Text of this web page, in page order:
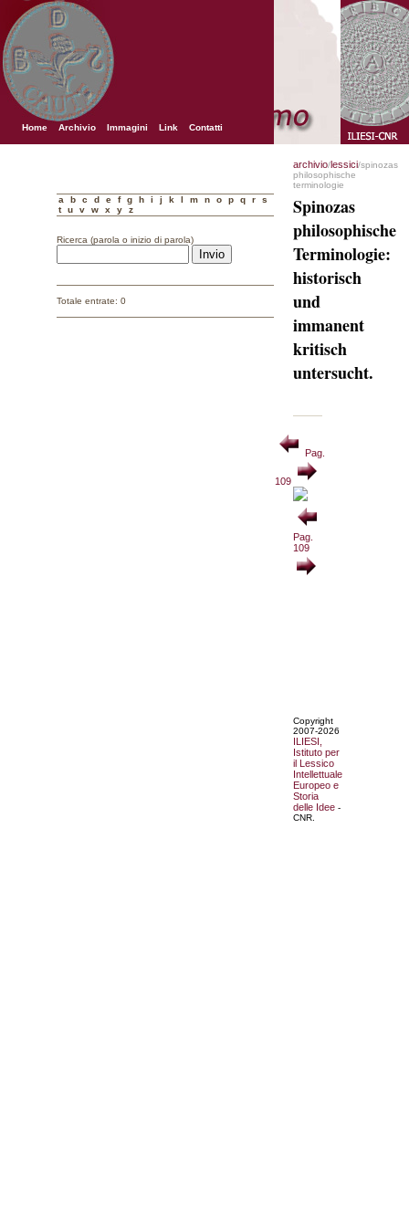
Home Archivio Immagini Link Contatti
a b c d e f g h i j k l m n o p q r
s
t
u v w x y z
Ricerca (parola o inizio di parola)
Totale entrate: 0
archivio/lessici/spinozas
philosophische
terminologie
Spinozas
philosophische
Terminologie:
historisch
und
immanent
kritisch
untersucht.
Pag.
109
Pag.
109
Copyright
2007-2026
ILIESI,
Istituto per
il Lessico
Intellettuale
Europeo e
Storia
delle Idee -
CNR.